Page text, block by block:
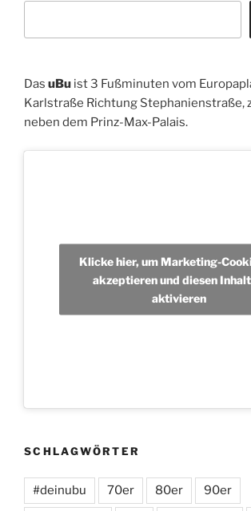
Das uBu ist 3 Fußminuten vom
Karlstraße Richtung Stephanienstraße,
neben dem Prinz-Max-Palais.
Klicke hier, um Marketing-
akzeptieren und diesen
aktivieren
SCHLAGWÖRTER
#deinubu 70er 80er 90er